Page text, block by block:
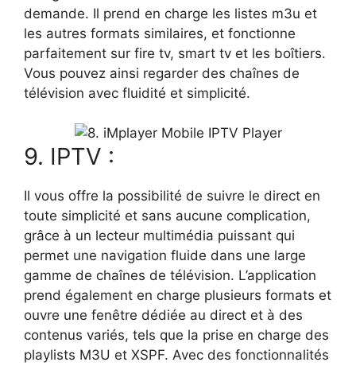
demande. Il prend en charge les listes m3u et
les autres formats similaires, et fonctionne
parfaitement sur fire tv, smart tv et les boîtiers.
Vous pouvez ainsi regarder des chaînes de
télévision avec fluidité et simplicité.
9. IPTV :
Il vous offre la possibilité de suivre le direct en
toute simplicité et sans aucune complication,
grâce à un lecteur multimédia puissant qui
permet une navigation fluide dans une large
gamme de chaînes de télévision. L’application
prend également en charge plusieurs formats et
ouvre une fenêtre dédiée au direct et à des
contenus variés, tels que la prise en charge des
playlists M3U et XSPF. Avec des fonctionnalités